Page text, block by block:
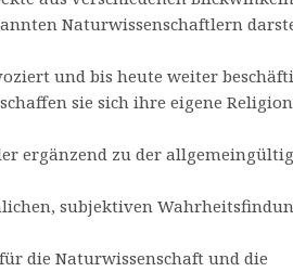
Naturwissenschaftlern
und bis heute weiter
sie sich ihre eigene
ergänzend zu der
subjektiven
die Naturwissenschaft und die